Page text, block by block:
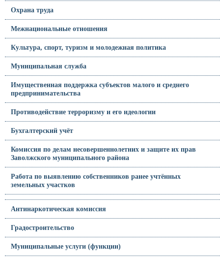
Охрана труда
Межнациональные отношения
Культура, спорт, туризм и молодежная политика
Муниципальная служба
Имущественная поддержка субъектов малого и среднего
предпринимательства
Противодействие терроризму и его идеологии
Бухгалтерский учёт
Комиссия по делам несовершеннолетних и защите их прав
Заволжского муниципального района
Работа по выявлению собственников ранее учтённых
земельных участков
Антинаркотическая комиссия
Градостроительство
Муниципальные услуги (функции)